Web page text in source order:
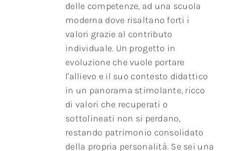
delle competenze, ad una scuola
moderna dove risaltano forti i
valori grazie al contributo
individuale. Un progetto in
evoluzione che vuole portare
l'allievo e il suo contesto didattico
in un panorama stimolante, ricco
di valori che recuperati o
sottolineati non si perdano,
restando patrimonio consolidato
della propria personalità. Se sei una